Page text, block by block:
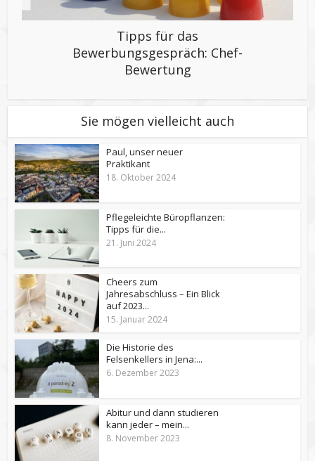
Tipps für das
Bewerbungsgespräch: Chef-
Bewertung
Sie mögen vielleicht auch
Paul, unser neuer
Praktikant
18. Oktober 2024
Pflegeleichte Büropflanzen:
Tipps für die...
21. Juni 2024
Cheers zum
Jahresabschluss – Ein Blick
auf 2023...
15. Januar 2024
Die Historie des
Felsenkellers in Jena:...
6. Dezember 2023
Abitur und dann studieren
kann jeder – mein...
8. November 2023